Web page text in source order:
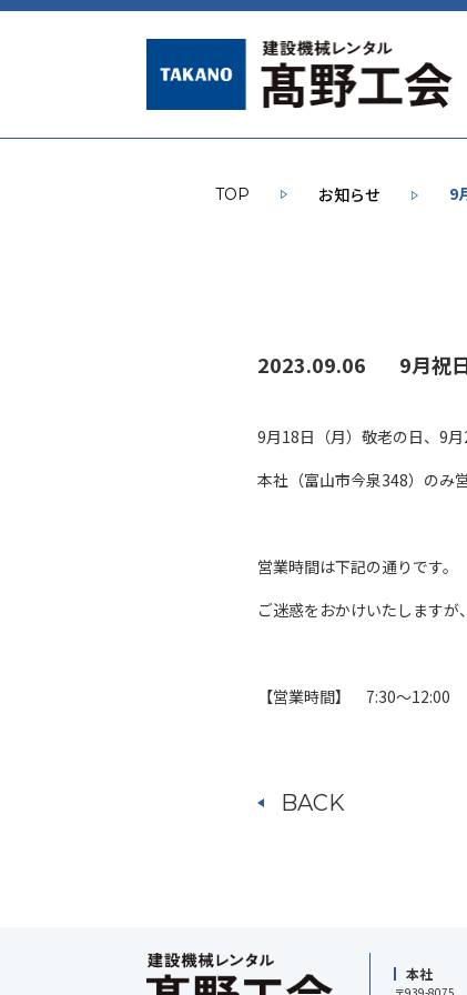
TOP お知らせ 9
2023.09.06 9月祝
9月18日（月）敬老の日、9月
本社（富山市今泉348）のみ
営業時間は下記の通りです。
ご迷惑をおかけいたしますが
【営業時間】 7:30～12:00
BACK
本社